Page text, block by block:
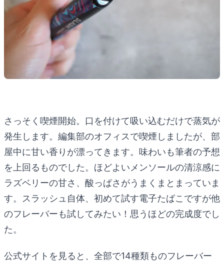
さっそく喫煙開始。口を付けて吸い込むだけで蒸気が
発生します。編集部のオフィスで喫煙しましたが、部
屋中に甘い香りが漂ってきます。味わいも筆者の予想
を上回るものでした。ほどよいメンソールの清涼感に
ラズベリーの甘さ、酸っぱさがうまくまとまっていま
す。スラッシュ自体、初めて試す電子たばこですが他
のフレーバーも試してみたい！思うほどの完成度でし
た。
公式サイトを見ると、全部で14種類ものフレーバー